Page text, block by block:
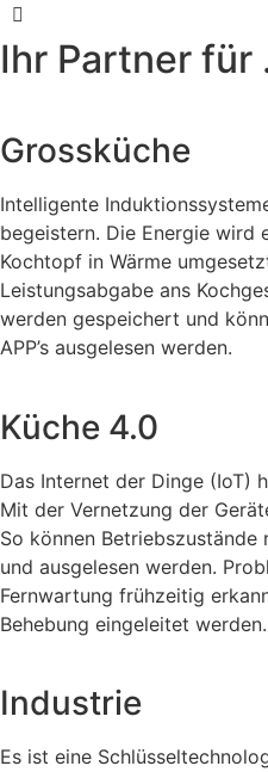
Ihr Partner für
Grossküche
Intelligente
begeistern. Die Energie
Kochtopf in Wärme
Leistungsabgabe ans
werden gespeichert und
APP’s ausgelesen werden.
Küche 4.0
Das Internet der Dinge (IoT)
Mit der Vernetzung der
So können
und ausgelesen werden.
Fernwartung frühzeitig
Behebung eingeleitet werden.
Industrie
Es ist eine